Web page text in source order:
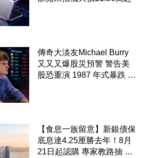
傳奇大淡友Michael Burry
又又又爆股災預警 警告美
股恐重演 1987 年式暴跌 企
【食息一族留意】新銀債保
底息達4.25厘勝去年！8月
21日起認購 專家教路抽 20